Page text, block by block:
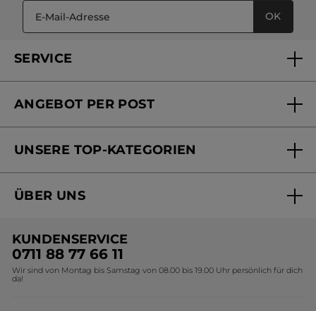
OK
SERVICE
Mein Konto
Online Preisliste
ANGEBOT PER POST
Versandhandel Preisliste
UNSERE TOP-KATEGORIEN
Black Friday Yves Rocher
Geschenkideen Yves Rocher
Kollektion Monoi Yves Rocher
ÜBER UNS
Umweltstiftung YR
Affiliate Programm
KUNDENSERVICE
0711 88 77 66 11
Wir sind von Montag bis Samstag von 08.00 bis 19.00 Uhr persönlich für dich
da!